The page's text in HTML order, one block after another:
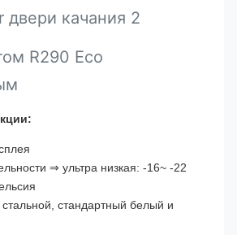
двери качания 2
R290 Eco
⇒ ультра низкая: -16~ -22
стандартный белый и